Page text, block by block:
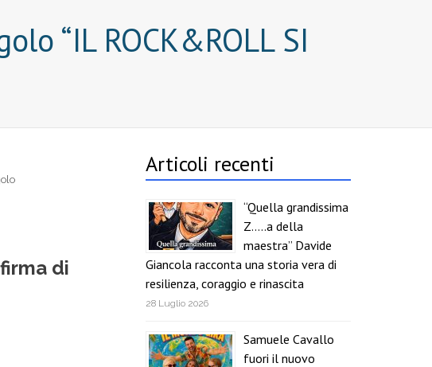
“IL ROCK&ROLL SI
di
Articoli recenti
“Quella grandissima
Z…..a della
maestra” Davide
Giancola racconta una storia vera di
resilienza, coraggio e rinascita
28 Luglio 2026
Samuele Cavallo
fuori il nuovo